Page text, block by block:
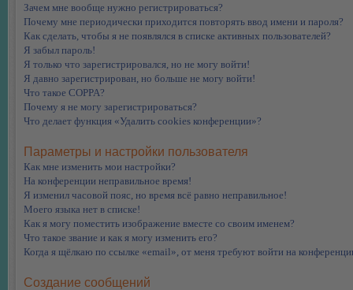
Зачем мне вообще нужно регистрироваться?
Почему мне периодически приходится повторять ввод имени и пароля?
Как сделать, чтобы я не появлялся в списке активных пользователей?
Я забыл пароль!
Я только что зарегистрировался, но не могу войти!
Я давно зарегистрирован, но больше не могу войти!
Что такое COPPA?
Почему я не могу зарегистрироваться?
Что делает функция «Удалить cookies конференции»?
Параметры и настройки пользователя
Как мне изменить мои настройки?
На конференции неправильное время!
Я изменил часовой пояс, но время всё равно неправильное!
Моего языка нет в списке!
Как я могу поместить изображение вместе со своим именем?
Что такое звание и как я могу изменить его?
Когда я щёлкаю по ссылке «email», от меня требуют войти на
Создание сообщений